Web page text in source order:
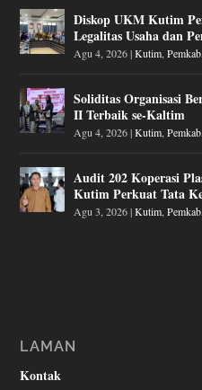
Diskop UKM Kutim
Legalitas Usaha dan
Agu 4, 2026|Kutim ,Pemkab
Soliditas Organisasi
II Terbaik se-Kaltim
Agu 4, 2026|Kutim ,Pemkab
Audit 202 Koperasi
Kutim Perkuat Tata
Agu 3, 2026|Kutim ,Pemkab
LAMAN
Kontak